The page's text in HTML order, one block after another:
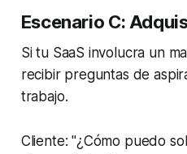
Escenario C:
Si tu SaaS involucra un
recibir preguntas de
trabajo.
Cliente: "¿Cómo puedo